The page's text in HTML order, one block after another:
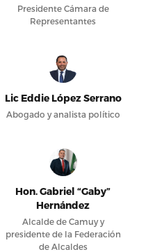
Presidente Cámara de
Representantes
Lic Eddie López Serrano
Abogado y analista político
Hon. Gabriel “Gaby”
Hernández
Alcalde de Camuy y
presidente de la Federación
de Alcaldes